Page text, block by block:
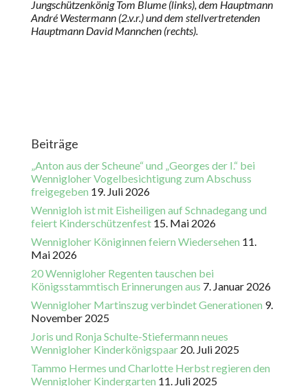
Jungschützenkönig Tom Blume (links), dem Hauptmann
André Westermann (2.v.r.) und dem stellvertretenden
Hauptmann David Mannchen (rechts).
Beiträge
„Anton aus der Scheune“ und „Georges der I.“ bei
Wennigloher Vogelbesichtigung zum Abschuss
freigegeben 19. Juli 2026
Wennigloh ist mit Eisheiligen auf Schnadegang und
feiert Kinderschützenfest 15. Mai 2026
Wennigloher Königinnen feiern Wiedersehen 11.
Mai 2026
20 Wennigloher Regenten tauschen bei
Königsstammtisch Erinnerungen aus 7. Januar 2026
Wennigloher Martinszug verbindet Generationen 9.
November 2025
Joris und Ronja Schulte-Stiefermann neues
Wennigloher Kinderkönigspaar 20. Juli 2025
Tammo Hermes und Charlotte Herbst regieren den
Wennigloher Kindergarten 11. Juli 2025